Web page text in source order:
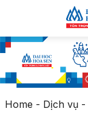
Home - Dịch vụ-